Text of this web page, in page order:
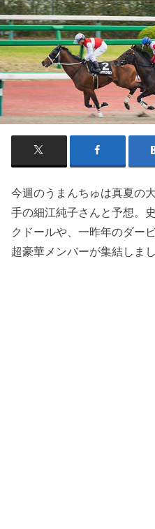
今週のうまんちゅは真夏の
手の細江純子さんと予想。
クドールや、一昨年のダー
超豪華メンバーが集結しまし